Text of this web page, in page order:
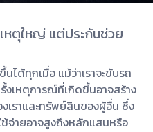
หตุใหญ่ แต่ประกันช่วย
ได้ทุกเมื่อ แม้ว่าเราจะขับรถ
งเหตุการณ์ที่เกิดขึ้นอาจสร้าง
เราและทรัพย์สินของผู้อื่น ซึ่ง
จ่ายอาจสูงถึงหลักแสนหรือ